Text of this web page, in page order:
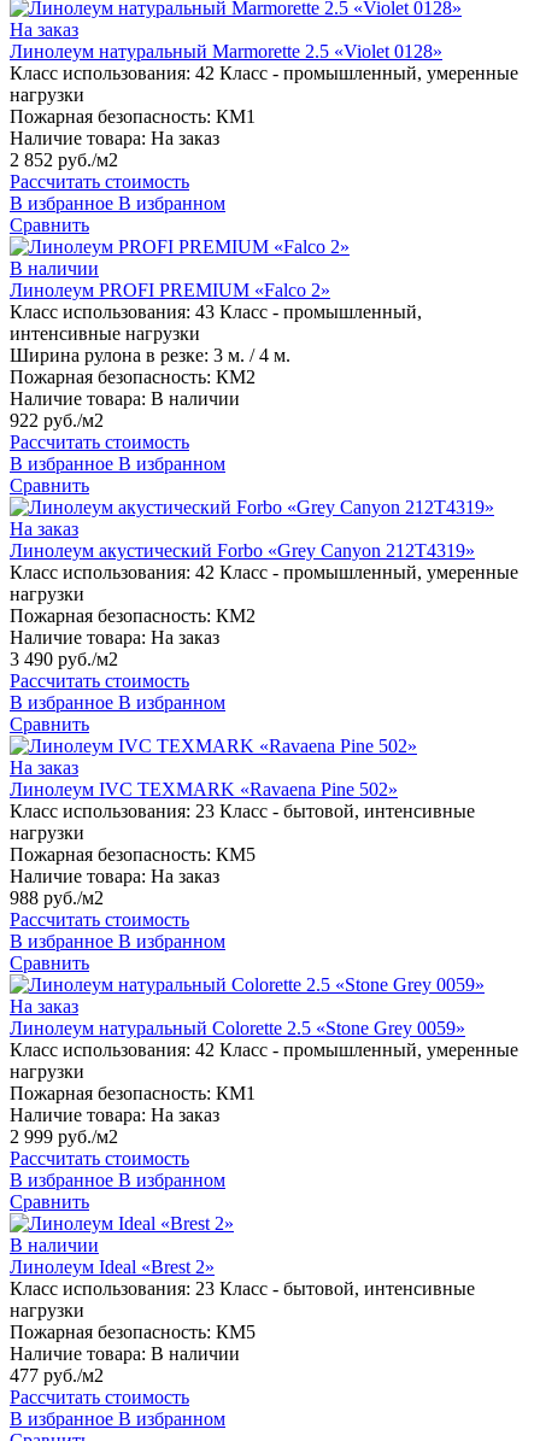
На заказ
Линолеум натуральный Marmorette 2.5 «Violet 0128»
Класс использования: 42 Класс - промышленный, умеренные
нагрузки
Пожарная безопасность: КМ1
Наличие товара: На заказ
2 852 руб./м2
Рассчитать стоимость
В избранное В избранном
Сравнить
В наличии
Линолеум PROFI PREMIUM «Falco 2»
Класс использования: 43 Класс - промышленный,
интенсивные нагрузки
Ширина рулона в резке: 3 м. / 4 м.
Пожарная безопасность: КМ2
Наличие товара: В наличии
922 руб./м2
Рассчитать стоимость
В избранное В избранном
Сравнить
На заказ
Линолеум акустический Forbo «Grey Canyon 212T4319»
Класс использования: 42 Класс - промышленный, умеренные
нагрузки
Пожарная безопасность: КМ2
Наличие товара: На заказ
3 490 руб./м2
Рассчитать стоимость
В избранное В избранном
Сравнить
На заказ
Линолеум IVC TEXMARK «Ravaena Pine 502»
Класс использования: 23 Класс - бытовой, интенсивные
нагрузки
Пожарная безопасность: КМ5
Наличие товара: На заказ
988 руб./м2
Рассчитать стоимость
В избранное В избранном
Сравнить
На заказ
Линолеум натуральный Colorette 2.5 «Stone Grey 0059»
Класс использования: 42 Класс - промышленный, умеренные
нагрузки
Пожарная безопасность: КМ1
Наличие товара: На заказ
2 999 руб./м2
Рассчитать стоимость
В избранное В избранном
Сравнить
В наличии
Линолеум Ideal «Brest 2»
Класс использования: 23 Класс - бытовой, интенсивные
нагрузки
Пожарная безопасность: КМ5
Наличие товара: В наличии
477 руб./м2
Рассчитать стоимость
В избранное В избранном